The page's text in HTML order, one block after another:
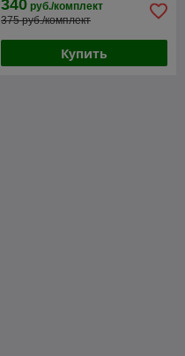
340 руб./комплект
375 руб./комплект
Купить